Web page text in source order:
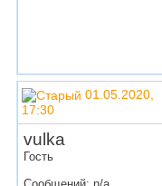
01.05.2020,
17:30
vulka
Гость